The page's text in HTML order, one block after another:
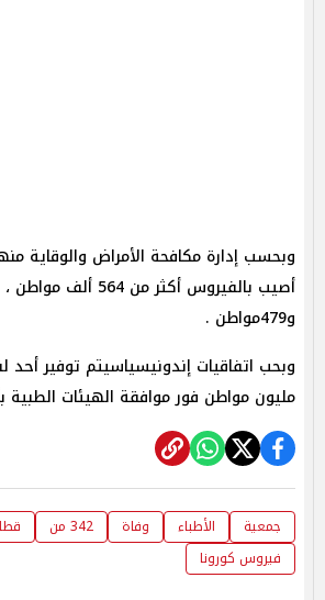
وبحسب إدارة مكافحة الأمراض والوقاية
و479مواطن .
مليون مواطن فور موافقة الهيئات الطبية
جمعية الأطباء وفاة 342 من
فيروس كورونا